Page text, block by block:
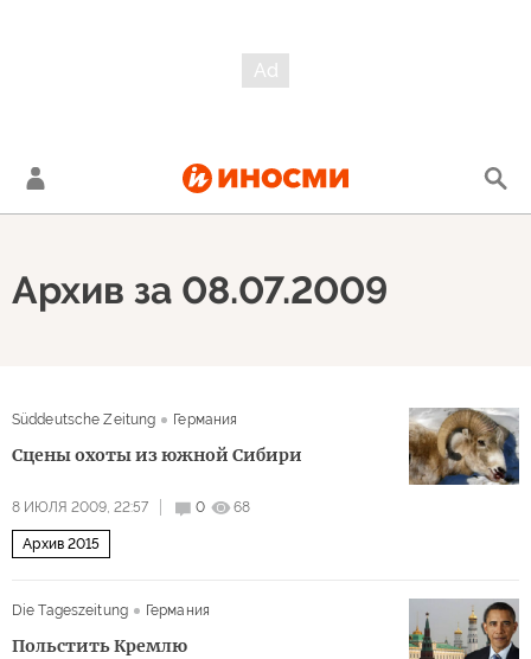
Архив за 08.07.2009
Süddeutsche Zeitung Германия
Сцены охоты из южной Сибири
8 ИЮЛЯ 2009, 22:57 0 68
Архив 2015
Die Tageszeitung Германия
Польстить Кремлю